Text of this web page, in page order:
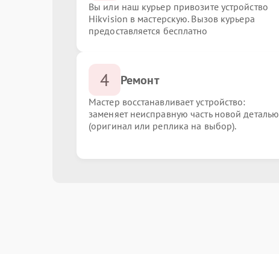
Вы или наш курьер привозите устройство
Hikvision в мастерскую. Вызов курьера
предоставляется бесплатно
4 Ремонт
Мастер восстанавливает устройство:
заменяет неисправную часть новой деталью
(оригинал или реплика на выбор).